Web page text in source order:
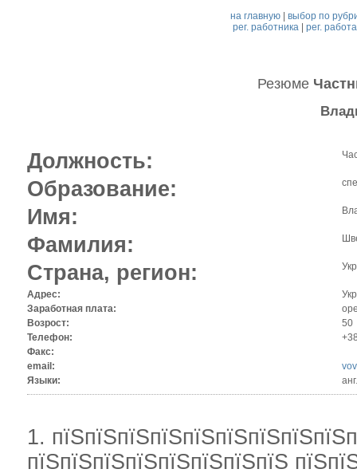
на главную |выбор по
рег. работника| рег.
Резюме
Должность:
Образование:
Имя:
Фамилия:
Страна, регион:
Адрес:
Заработная плата:
Возрост:
50
Телефон:
Факс:
email:
Языки:
1.
пїЅпїЅпїЅпїЅпїЅпїЅпїЅпїЅ